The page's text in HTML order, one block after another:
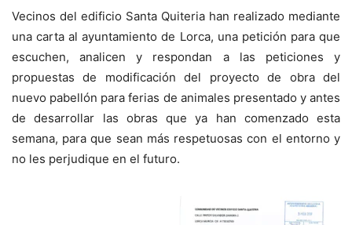
Vecinos del edificio Santa Quiteria han realizado mediante
una carta al ayuntamiento de Lorca, una petición para que
escuchen, analicen y respondan a las peticiones y
propuestas de modificación del proyecto de obra del
nuevo pabellón para ferias de animales presentado y antes
de desarrollar las obras que ya han comenzado esta
semana, para que sean más respetuosas con el entorno y
no les perjudique en el futuro.